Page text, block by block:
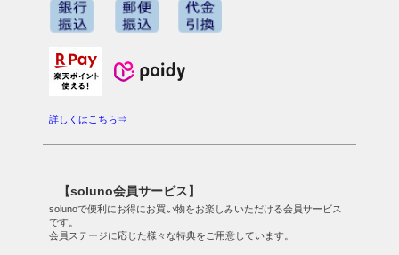
詳しくはこちら⇒
【soluno会員サービス】
solunoで便利にお得にお買い物をお楽しみいただける会員サービス
です。
会員ステージに応じた様々な特典をご用意しています。